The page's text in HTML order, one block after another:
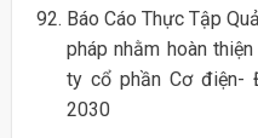
Báo Cáo Thực Tập
pháp nhằm hoàn
ty cổ phần Cơ điện-
2030